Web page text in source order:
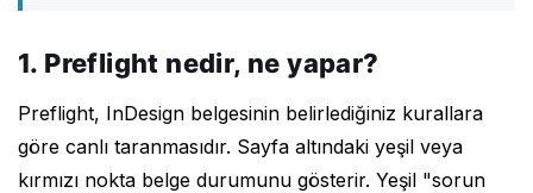
1. Preflight nedir, ne yapar?
Preflight, InDesign belgesinin belirlediğiniz kurallara
göre canlı taranmasıdır. Sayfa altındaki yeşil veya
kırmızı nokta belge durumunu gösterir. Yeşil "sorun